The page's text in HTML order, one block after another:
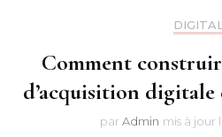
DIGITAL
Comment
d’acquisition digitale
par Admin mis à jour